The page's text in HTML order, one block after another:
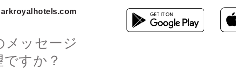
.com
メッセージ
すか？